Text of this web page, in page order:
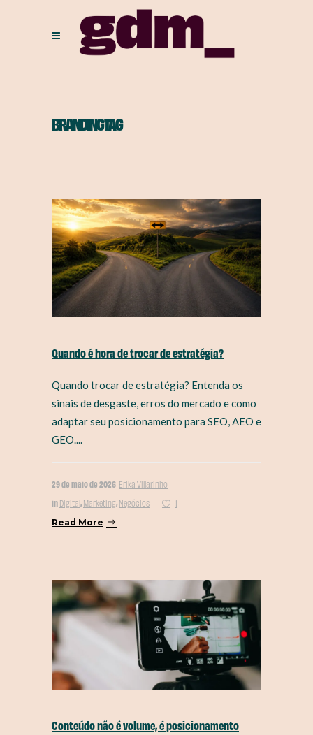
BRANDING TAG
Quando é hora de trocar de estratégia?
Quando trocar de estratégia? Entenda os
sinais de desgaste, erros do mercado e como
adaptar seu posicionamento para SEO, AEO e
GEO....
29 de maio de 2026 Erika Villarinho
in Digital, Marketing, Negócios
1
Read More
Conteúdo não é volume, é posicionamento